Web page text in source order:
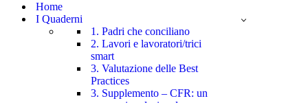
navigazione
Home
I Quaderni
1. Padri che conciliano
2. Lavori e lavoratori/trici
smart
3. Valutazione delle Best
Practices
3. Supplemento – CFR: un